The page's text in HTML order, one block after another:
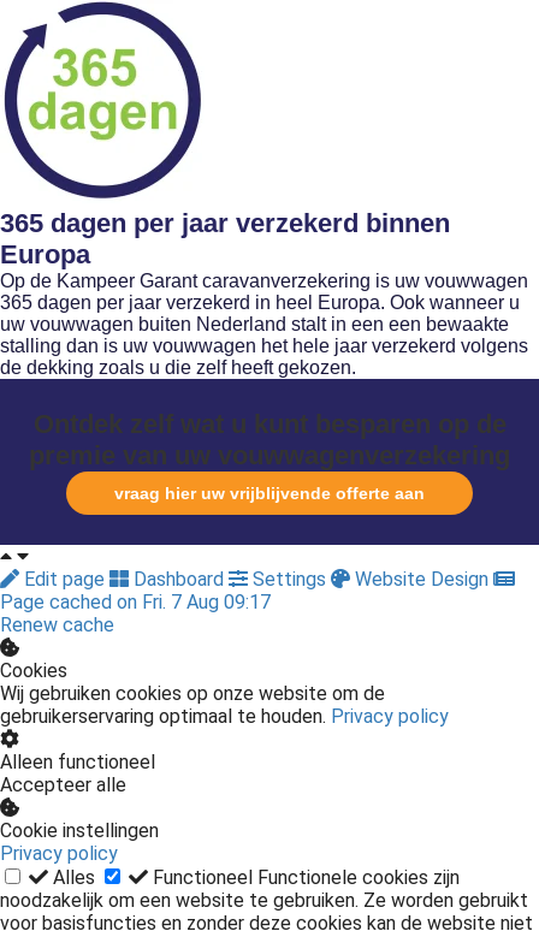
365 dagen per jaar verzekerd binnen
Europa
Op de Kampeer Garant caravanverzekering is uw vouwwagen
365 dagen per jaar verzekerd in heel Europa. Ook wanneer u
uw vouwwagen buiten Nederland stalt in een een bewaakte
stalling dan is uw vouwwagen het hele jaar verzekerd volgens
de dekking zoals u die zelf heeft gekozen.
Ontdek zelf wat u kunt besparen op de
premie van uw vouwwagenverzekering
vraag hier uw vrijblijvende offerte aan
Edit page Dashboard Settings
Website Design
Page cached on Fri. 7 Aug 09:17
Renew cache
Cookies
Wij gebruiken cookies op onze website om de
gebruikerservaring optimaal te houden. Privacy policy
Alleen functioneel
Accepteer alle
Cookie instellingen
Privacy policy
Alles
Functioneel Functionele cookies zijn
noodzakelijk om een website te gebruiken. Ze worden gebruikt
voor basisfuncties en zonder deze cookies kan de website niet